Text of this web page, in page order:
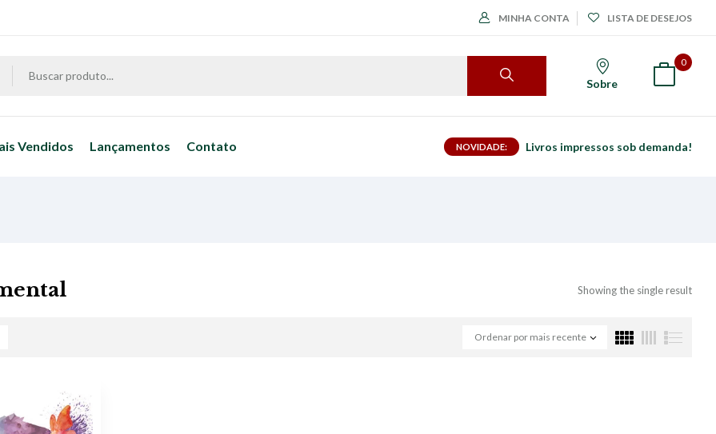
MINHA CONTA LISTA DE DESEJOS
Sobre
0
Vendidos Lançamentos Contato NOVIDADE: Livros impressos sob demanda!
Showing the single result
Ordenar por mais recente